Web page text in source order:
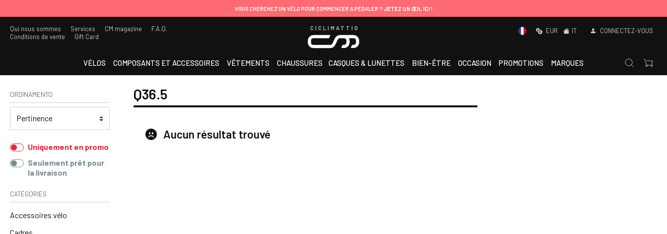
VOUS CHERCHEZ UN VÉLO POUR COMMENCER À PÉDALER ? JETEZ UN ŒIL ICI !
Qui nous sommes Services CM magazine
F.A.Q.
Conditions de vente
Gift Card
CICLIMATTIO EUR IT CONNECTEZ-VOUS
VÉLOS COMPOSANTS ET ACCESSOIRES VÊTEMENTS CHAUSSURES CASQUES & LUNETTES BIEN-ÊTRE OCCASION PROMOTIONS MARQUES
ORDINAMENTO
Uniquement en promo
Seulement prêt pour
la livraison
CATÉGORIES
Accessoires vélo
Q36.5
Aucun résultat trouvé